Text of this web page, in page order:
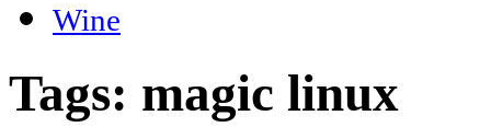
Wine
Tags: magic linux